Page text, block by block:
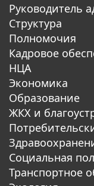
Руководитель
Структура
Полномочия
Кадровое
НЦА
Экономика
Образование
ЖКХ и
Социальная
Транспортное